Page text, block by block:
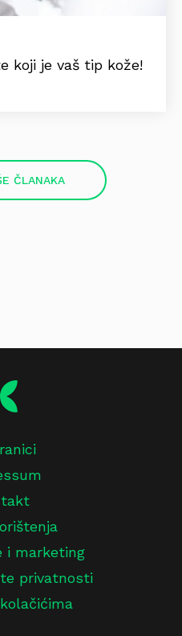
koji je vaš tip kože!
ČLANAKA
i marketing
privatnosti